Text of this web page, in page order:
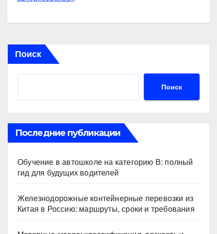
Поиск
Поиск
Последние публикации
Обучение в автошколе на категорию В: полный
гид для будущих водителей
Железнодорожные контейнерные перевозки из
Китая в Россию: маршруты, сроки и требования